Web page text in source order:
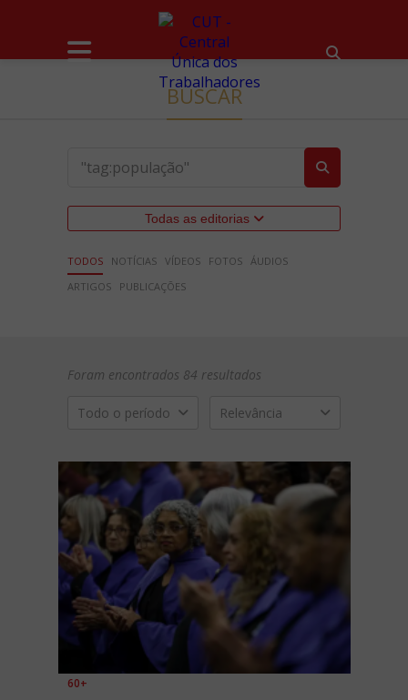
BUSCAR
Todas as editorias
TODOS NOTÍCIAS VÍDEOS FOTOS ÁUDIOS
ARTIGOS
PUBLICAÇÕES
Foram encontrados 84 resultados
Todo o período Relevância
60+